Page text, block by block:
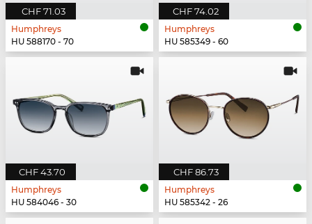
CHF 71.03
Humphreys
HU 588170 - 70
CHF 74.02
Humphreys
HU 585349 - 60
CHF 43.70
Humphreys
HU 584046 - 30
CHF 86.73
Humphreys
HU 585342 - 26